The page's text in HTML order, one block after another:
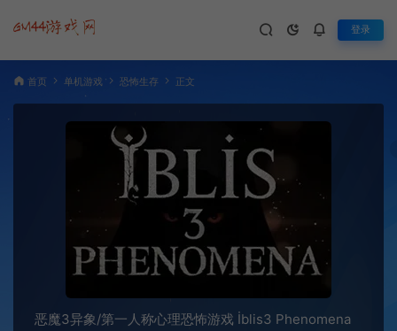
登录
首页 单机游戏 恐怖生存 正文
恶魔3异象/第一人称心理恐怖游戏 İblis3 Phenomena